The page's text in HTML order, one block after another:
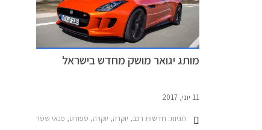
מותג יגואר מושק מחדש בישראל
11 יוני, 2017
תגיות: חדשות רכב, יוקרה, יוקרה, ספורט, פנאי שטח, יגואר, יגואר XJ קצר 2010-2018, יגואר XJ ארוך 2010-2015, יגואר F-PACE 2016-2021, יגואר F-TYPE 2013-2020, יגואר XE 2015-2019, יגואר XF 2015-2019מחירון רכב